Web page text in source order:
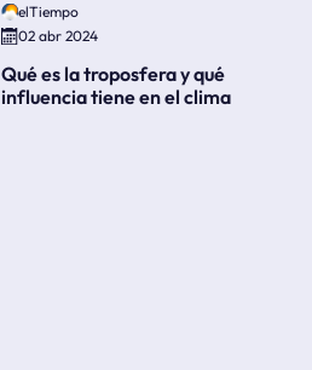
elTiempo
02 abr 2024
Qué es la troposfera y qué
influencia tiene en el clima